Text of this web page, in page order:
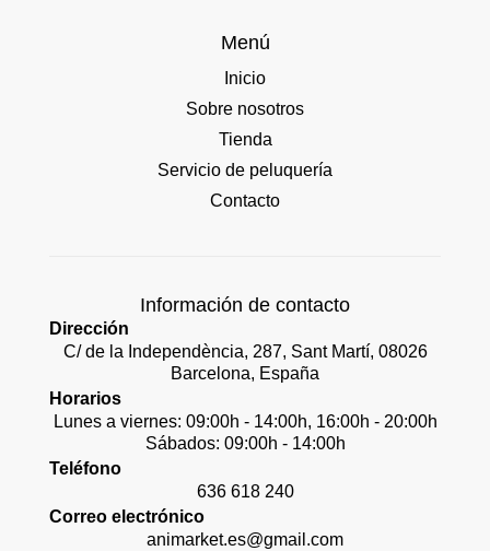
Menú
Inicio
Sobre nosotros
Tienda
Servicio de peluquería
Contacto
Información de contacto
Dirección
C/ de la Independència, 287, Sant Martí, 08026
Barcelona, España
Horarios
Lunes a viernes: 09:00h - 14:00h, 16:00h - 20:00h
Sábados: 09:00h - 14:00h
Teléfono
636 618 240
Correo electrónico
animarket.es@gmail.com